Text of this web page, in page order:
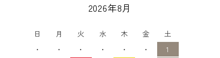
2026年8月
日 月 火 水 木 金
土
・
・ ・ ・ ・ ・
1